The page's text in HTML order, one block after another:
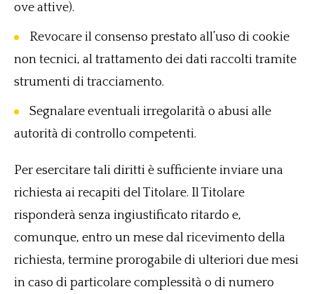
ove attive).
Revocare il consenso prestato all’uso di cookie
non tecnici, al trattamento dei dati raccolti tramite
strumenti di tracciamento.
Segnalare eventuali irregolarità o abusi alle
autorità di controllo competenti.
Per esercitare tali diritti è sufficiente inviare una
richiesta ai recapiti del Titolare. Il Titolare
risponderà senza ingiustificato ritardo e,
comunque, entro un mese dal ricevimento della
richiesta, termine prorogabile di ulteriori due mesi
in caso di particolare complessità o di numero